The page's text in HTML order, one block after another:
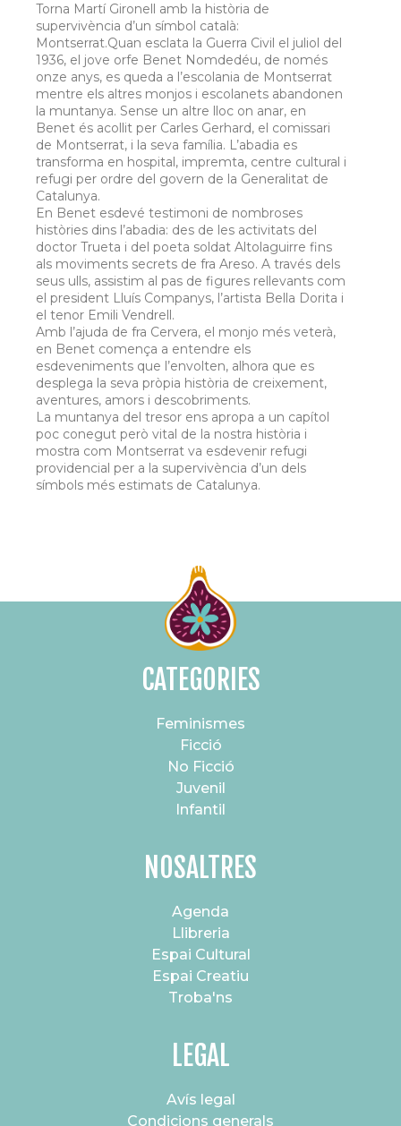
Torna Martí Gironell amb la història de
supervivència d’un símbol català:
Montserrat.Quan esclata la Guerra Civil el juliol del
1936, el jove orfe Benet Nomdedéu, de només
onze anys, es queda a l’escolania de Montserrat
mentre els altres monjos i escolanets abandonen
la muntanya. Sense un altre lloc on anar, en
Benet és acollit per Carles Gerhard, el comissari
de Montserrat, i la seva família. L’abadia es
transforma en hospital, impremta, centre cultural i
refugi per ordre del govern de la Generalitat de
Catalunya.
En Benet esdevé testimoni de nombroses
històries dins l’abadia: des de les activitats del
doctor Trueta i del poeta soldat Altolaguirre fins
als moviments secrets de fra Areso. A través dels
seus ulls, assistim al pas de figures rellevants com
el president Lluís Companys, l’artista Bella Dorita i
el tenor Emili Vendrell.
Amb l’ajuda de fra Cervera, el monjo més veterà,
en Benet comença a entendre els
esdeveniments que l’envolten, alhora que es
desplega la seva pròpia història de creixement,
aventures, amors i descobriments.
La muntanya del tresor ens apropa a un capítol
poc conegut però vital de la nostra història i
mostra com Montserrat va esdevenir refugi
providencial per a la supervivència d’un dels
símbols més estimats de Catalunya.
CATEGORIES
Feminismes
Ficció
No Ficció
Juvenil
Infantil
NOSALTRES
Agenda
Llibreria
Espai Cultural
Espai Creatiu
Troba'ns
LEGAL
Avís legal
Condicions generals